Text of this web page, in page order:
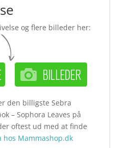
og flere billeder her:
den billigste Sebra
– Sophora Leaves på
oftest ud med at finde
hos Mammashop.dk